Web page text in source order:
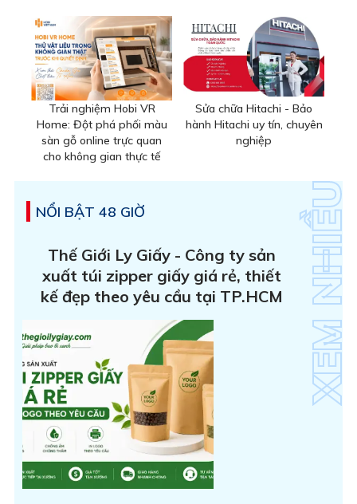
Trải nghiệm Hobi VR
Home: Đột phá phối màu
sàn gỗ online trực quan
cho không gian thực tế
Sửa chữa Hitachi - Bảo
hành Hitachi uy tín, chuyên
nghiệp
NỔI BẬT 48 GIỜ
Thế Giới Ly Giấy - Công ty sản
xuất túi zipper giấy giá rẻ, thiết
kế đẹp theo yêu cầu tại TP.HCM